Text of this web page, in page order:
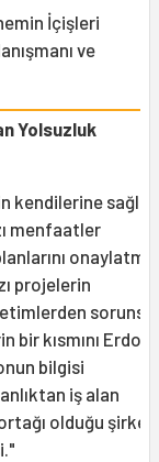
İçişleri
ve
Yolsuzluk
kendilerine
menfaatler
projelerin
bir kısmını
bilgisi
iş alan
olduğu